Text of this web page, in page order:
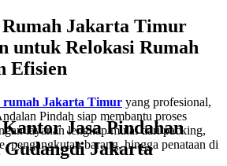
Jasa Pindahan
Jakarta
Rumah Jakarta Timur
untuk Relokasi Rumah
Efisien
rumah Jakarta Timur yang profesional,
Pindah siap membantu proses
layanan lengkap mulai dari packing,
pengangkutan barang, hingga penataan di